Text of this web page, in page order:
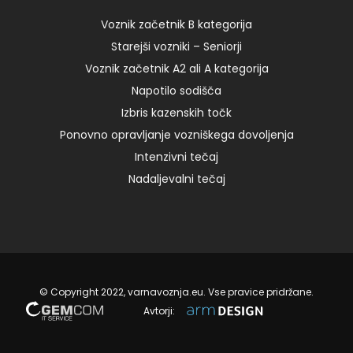
20. 11. 2023
Voznik začetnik B kategorija
Starejši vozniki – Seniorji
Voznik začetnik A2 ali A kategorija
Napotilo sodišča
Izbris kazenskih točk
Ponovno opravljanje vozniškega dovoljenja
Intenzivni tečaj
Nadaljevalni tečaj
© Copyright 2022, varnavoznja.eu. Vse pravice pridržane.
Avtorji: